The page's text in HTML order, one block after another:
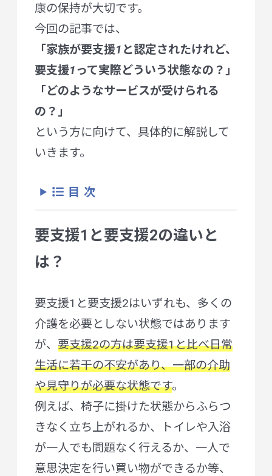
康の保持が大切です。
今回の記事では、
「家族が要支援1と認定されたけれど、
要支援1って実際どういう状態なの？」
「どのようなサービスが受けられる
の？」
という方に向けて、具体的に解説して
いきます。
目次
要支援1と要支援2の違いと
は？
要支援1と要支援2はいずれも、多くの
介護を必要としない状態ではあります
が、 要支援2の方は要支援1と比べ日常
生活に若干の不安があり、一部の介助
や見守りが必要な状態です。
例えば、椅子に掛けた状態からふらつ
きなく立ち上がれるか、トイレや入浴
が一人でも問題なく行えるか、一人で
意思決定を行い買い物ができるか等、